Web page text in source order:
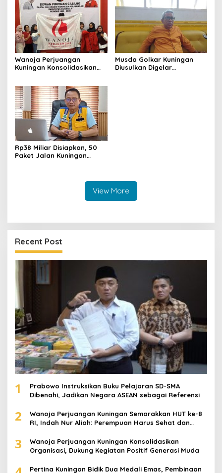
dan Berdaya
Wanoja Perjuangan
Kuningan Konsolidasikan
Muda
Musda Golkar Kuningan
Diusulkan Digelar
Rp38 Miliar Disiapkan, 50
Paket Jalan Kuningan
View More
Recent Post
1
Prabowo Instruksikan Buku Pelajaran SD-SMA
Dibenahi, Jadikan Negara ASEAN sebagai Referensi
2
Wanoja Perjuangan Kuningan Semarakkan HUT ke-8
RI, Indah Nur Aliah: Perempuan Harus Sehat dan
3
Wanoja Perjuangan Kuningan Konsolidasikan
Organisasi, Dukung Kegiatan Positif Generasi Muda
Pertina Kuningan Bidik Dua Medali Emas, Pembinaan